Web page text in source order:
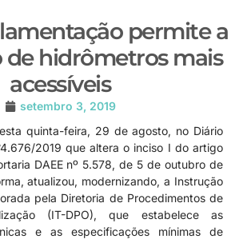
permite a
de hidrômetros mais
acessíveis
setembro 3, 2019
quinta-feira, 29 de agosto, no Diário
2019 que altera o inciso I do artigo
DAEE nº 5.578, de 5 de outubro de
atualizou, modernizando, a Instrução
pela Diretoria de Procedimentos de
(IT-DPO), que estabelece as
e as especificações mínimas de